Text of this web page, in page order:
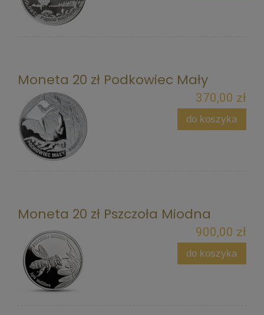
Moneta 20 zł Podkowiec Mały
370,00 zł
do koszyka
Moneta 20 zł Pszczoła Miodna
900,00 zł
do koszyka